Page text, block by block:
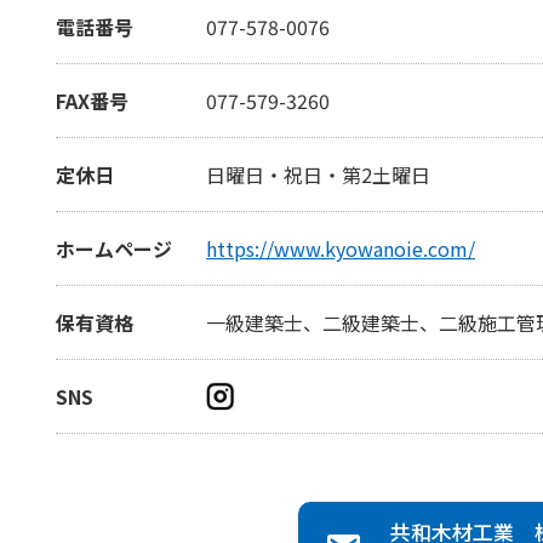
電話番号 077-578-0076
FAX番号 077-579-3260
定休日 日曜日・祝日・第2土曜日
ホームページ https://www.kyowanoie.com/
保有資格 一級建築士、二級建築士、二級施工管
SNS
共和木材工業